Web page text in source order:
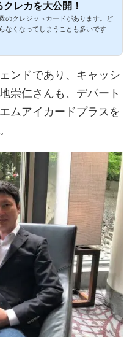
レカを大公開！
のクレジットカードがあります。ど
なくなってしまうことも多いです
ンドであり、キャッシ
崇仁さんも、デパート
ムアイカードプラスを